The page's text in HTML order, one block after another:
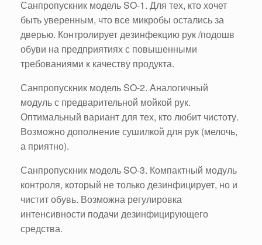
Санпропускник модель SO-1. Для тех, кто хочет
быть уверенным, что все микробы остались за
дверью. Контролирует дезинфекцию рук /подошв
обуви на предприятиях с повышенными
требованиями к качеству продукта.
Санпропускник модель SO-2. Аналогичный
модуль с предварительной мойкой рук.
Оптимальный вариант для тех, кто любит чистоту.
Возможно дополнение сушилкой для рук (мелочь,
а приятно).
Санпропускник модель SO-3. Компактный модуль
контроля, который не только дезинфицирует, но и
чистит обувь. Возможна регулировка
интенсивности подачи дезинфицирующего
средства.